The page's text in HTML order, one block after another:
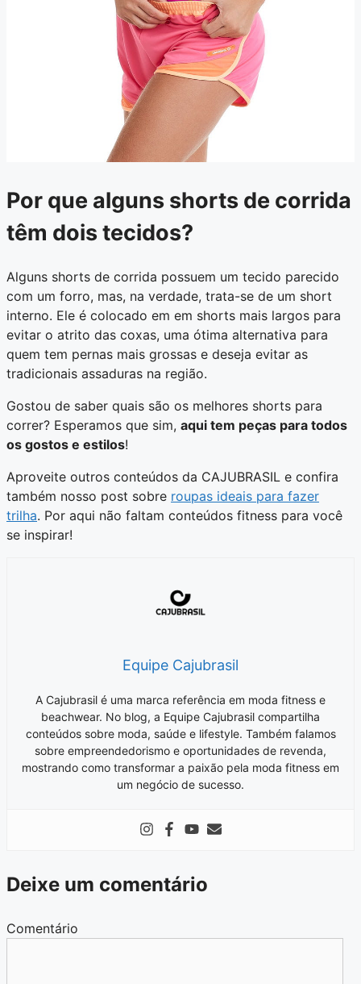
Por que alguns shorts de corrida
têm dois tecidos?
Alguns shorts de corrida possuem um tecido parecido
com um forro, mas, na verdade, trata-se de um short
interno. Ele é colocado em em shorts mais largos para
evitar o atrito das coxas, uma ótima alternativa para
quem tem pernas mais grossas e deseja evitar as
tradicionais assaduras na região.
Gostou de saber quais são os melhores shorts para
correr? Esperamos que sim, aqui tem peças para todos
os gostos e estilos!
Aproveite outros conteúdos da CAJUBRASIL e confira
também nosso post sobre roupas ideais para fazer
trilha. Por aqui não faltam conteúdos fitness para você
se inspirar!
Equipe Cajubrasil
A Cajubrasil é uma marca referência em moda fitness e
beachwear. No blog, a Equipe Cajubrasil compartilha
conteúdos sobre moda, saúde e lifestyle. Também falamos
sobre empreendedorismo e oportunidades de revenda,
mostrando como transformar a paixão pela moda fitness em
um negócio de sucesso.
Deixe um comentário
Comentário